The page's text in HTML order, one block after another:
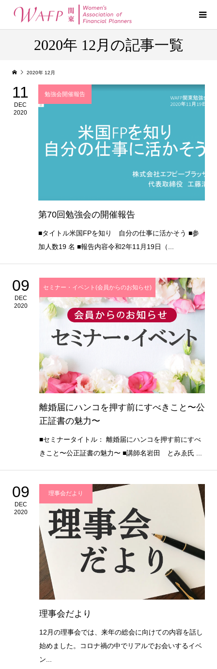
2020年 12月の記事一覧
2020年 12月
11
DEC
2020
勉強会開催報告
第70回勉強会の開催報告
■タイトル米国FPを知り 自分の仕事に活かそう ■参
加人数19 名 ■報告内容令和2年11月19日（...
09
DEC
2020
セミナー・イベント(会員からのお知らせ)
離婚届にハンコを押す前にすべきこと〜公
正証書の魅力〜
■セミナータイトル： 離婚届にハンコを押す前にすべ
きこと〜公正証書の魅力〜 ■講師名岩田 とみゑ氏 ...
09
DEC
2020
理事会だより
理事会だより
12月の理事会では、来年の総会に向けての内容を話し
始めました。コロナ禍の中でリアルでお会いするイベ
ン...